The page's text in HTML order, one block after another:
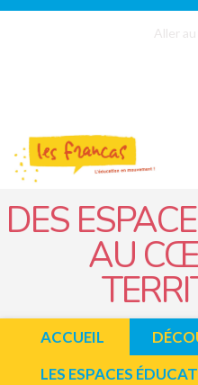
Aller
DES
AU
ACCUEIL
LES ESPACES
Panneau de gestion des cookies